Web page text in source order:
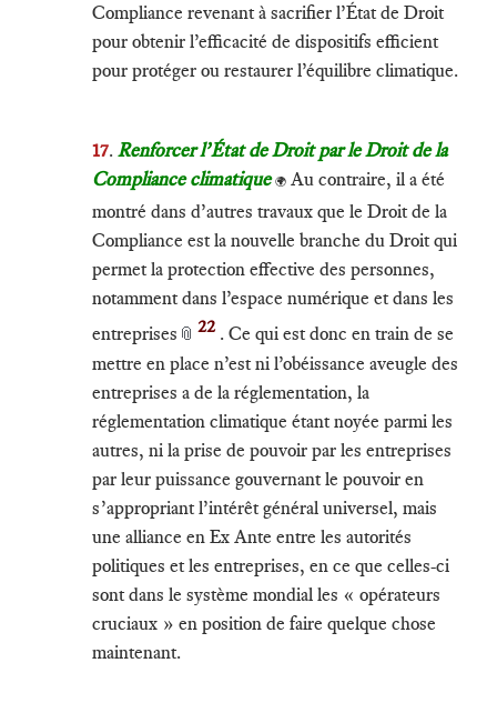
Compliance revenant à sacrifier l’État de Droit
pour obtenir l’efficacité de dispositifs efficient
pour protéger ou restaurer l’équilibre climatique.
17. Renforcer l’État de Droit par le Droit de la
Compliance climatique 🌍 Au contraire, il a été
montré dans d’autres travaux que le Droit de la
Compliance est la nouvelle branche du Droit qui
permet la protection effective des personnes,
notamment dans l’espace numérique et dans les
entreprises 📎 22 . Ce qui est donc en train de se
mettre en place n’est ni l’obéissance aveugle des
entreprises a de la réglementation, la
réglementation climatique étant noyée parmi les
autres, ni la prise de pouvoir par les entreprises
par leur puissance gouvernant le pouvoir en
s’appropriant l’intérêt général universel, mais
une alliance en Ex Ante entre les autorités
politiques et les entreprises, en ce que celles-ci
sont dans le système mondial les « opérateurs
cruciaux » en position de faire quelque chose
maintenant.